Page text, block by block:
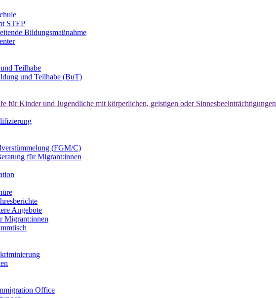
STEP
Bildungsmaßnahme
Teilhabe
und Teilhabe (BuT)
für Kinder und Jugendliche mit körperlichen, geistigen oder Sinnesbeeinträchtigungen
(FGM/C)
für Migrant:innen
Angebote
Migrant:innen
Office